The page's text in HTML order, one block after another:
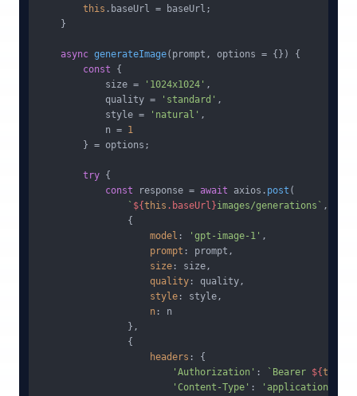
this . baseUrl = baseUrl;
    }
async generateImage( prompt, options = {} ) {
const {
            size =
'1024x1024' ,
            quality =
'standard' ,
            style =
'natural' ,
            n =
1
        } = options;
try {
const response = await axios. post (
` ${this .baseUrl}images/generations` ,
                {
model : 'gpt-image-1' ,
prompt : prompt,
size : size,
quality : quality,
style : style,
n : n
                },
                {
headers : {
'Authorization' : `Bearer ${this
'Content-Type' :
'application/